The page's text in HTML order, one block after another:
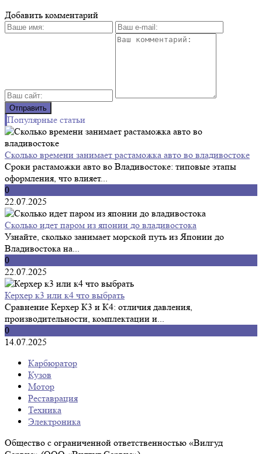
Добавить комментарий
Популярные статьи
Сколько времени занимает растаможка авто во владивостоке
Сроки растаможки авто во Владивостоке: типовые этапы
оформления, что влияет...
0
22.07.2025
Сколько идет паром из японии до владивостока
Узнайте, сколько занимает морской путь из Японии до
Владивостока на...
0
22.07.2025
Керхер к3 или к4 что выбрать
Сравнение Керхер К3 и К4: отличия давления,
производительности, комплектации и...
0
14.07.2025
Карбюратор
Кузов
Мотор
Реставрация
Техника
Электроника
Общество с ограниченной ответственностью «Вилгуд